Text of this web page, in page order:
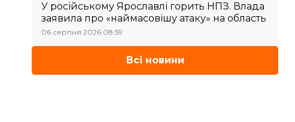
У російському Ярославлі горить НПЗ. Влада
заявила про «наймасовішу атаку» на область
06 серпня 2026 08:59
Всі новини